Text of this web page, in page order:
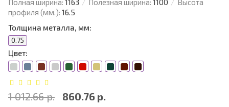
Полная ширина: 1163 Полезная ширина: 1100
Высота
профиля (мм.): 16.5
Толщина металла, мм:
0.75
Цвет:
1 012.66 р. 860.76 р.